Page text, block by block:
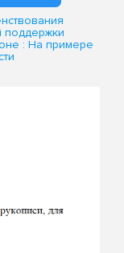
поддержки
: На примере